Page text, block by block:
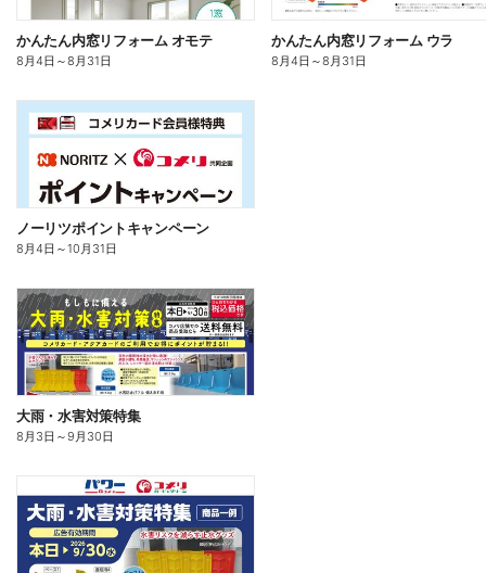
かんたん内窓リフォーム オモテ
8月4日 ～8月31日
かんたん内窓リフォーム ウラ
8月4日 ～8月31日
ノーリツポイントキャンペーン
8月4日 ～10月31日
大雨・水害対策特集
8月3日 ～9月30日